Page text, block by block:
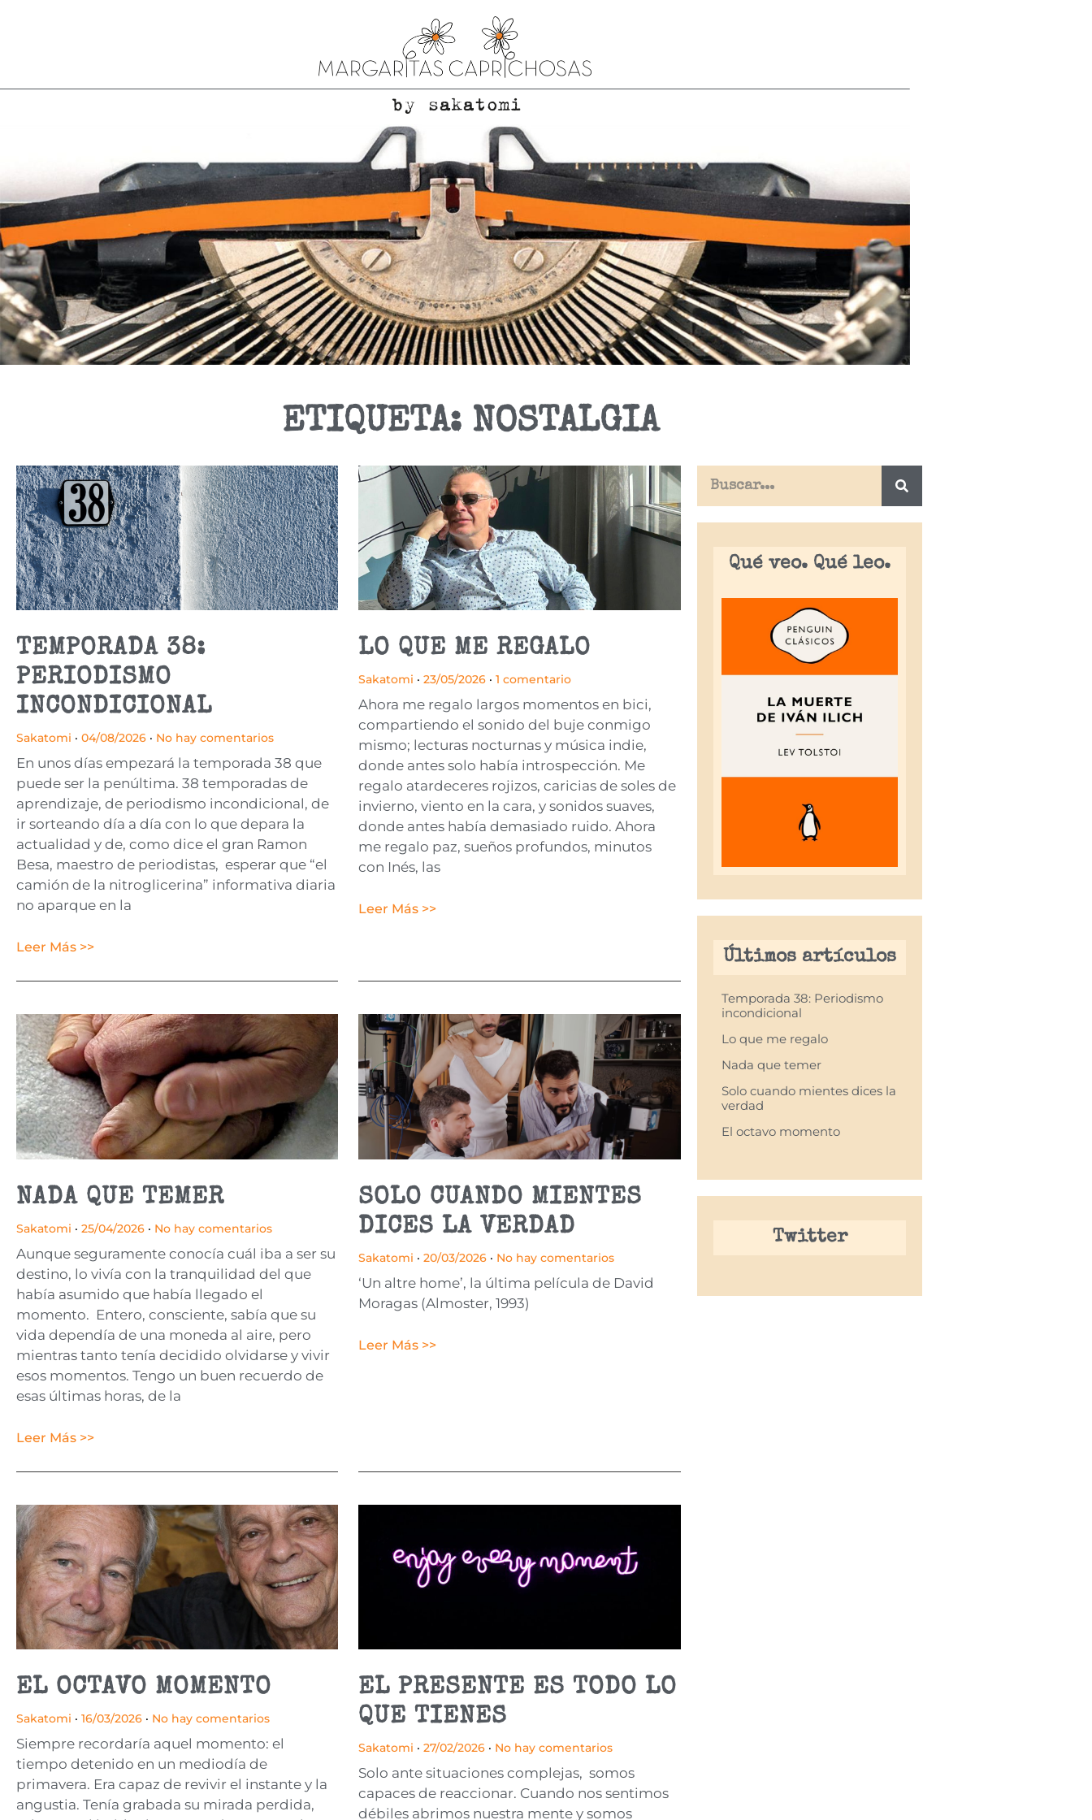
ETIQUETA: NOSTALGIA
TEMPORADA 38:
PERIODISMO
INCONDICIONAL
Sakatomi 04/08/2026 No hay comentarios
En unos días empezará la temporada 38 que
puede ser la penúltima. 38 temporadas de
aprendizaje, de periodismo incondicional, de
ir sorteando día a día con lo que depara la
actualidad y de, como dice el gran Ramon
Besa, maestro de periodistas, esperar que “el
camión de la nitroglicerina” informativa diaria
no aparque en la
Leer Más >>
LO QUE ME REGALO
Sakatomi 23/05/2026 1 comentario
Ahora me regalo largos momentos en bici,
compartiendo el sonido del buje conmigo
mismo; lecturas nocturnas y música indie,
donde antes solo había introspección. Me
regalo atardeceres rojizos, caricias de soles de
invierno, viento en la cara, y sonidos suaves,
donde antes había demasiado ruido. Ahora
me regalo paz, sueños profundos, minutos
con Inés, las
Leer Más >>
NADA QUE TEMER
Sakatomi 25/04/2026 No hay comentarios
Aunque seguramente conocía cuál iba a ser su
destino, lo vivía con la tranquilidad del que
había asumido que había llegado el
momento. Entero, consciente, sabía que su
vida dependía de una moneda al aire, pero
mientras tanto tenía decidido olvidarse y vivir
esos momentos. Tengo un buen recuerdo de
esas últimas horas, de la
Leer Más >>
SOLO CUANDO MIENTES
DICES LA VERDAD
Sakatomi 20/03/2026 No hay comentarios
‘Un altre home’, la última película de David
Moragas (Almoster, 1993)
Leer Más >>
EL OCTAVO MOMENTO
Sakatomi 16/03/2026 No hay comentarios
Siempre recordaría aquel momento: el
tiempo detenido en un mediodía de
primavera. Era capaz de revivir el instante y la
angustia. Tenía grabada su mirada perdida,
EL PRESENTE ES TODO LO
QUE TIENES
Sakatomi 27/02/2026 No hay comentarios
Solo ante situaciones complejas, somos
capaces de reaccionar. Cuando nos sentimos
débiles abrimos nuestra mente y somos
Qué veo. Qué leo.
Últimos artículos
Temporada 38: Periodismo
incondicional
Lo que me regalo
Nada que temer
Solo cuando mientes dices la
verdad
El octavo momento
Twitter